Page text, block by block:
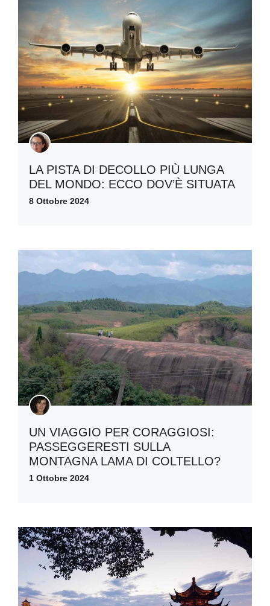
LA PISTA DI DECOLLO PIÙ LUNGA
DEL MONDO: ECCO DOV’È SITUATA
8 Ottobre 2024
UN VIAGGIO PER CORAGGIOSI:
PASSEGGERESTI SULLA
MONTAGNA LAMA DI COLTELLO?
1 Ottobre 2024